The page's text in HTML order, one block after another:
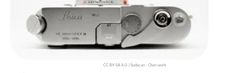
ÜBER UNS
CC BY-SA 4.0 | Sodacan - Own work